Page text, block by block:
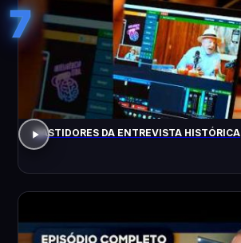
7
BASTIDORES DA ENTREVISTA HISTÓRICA